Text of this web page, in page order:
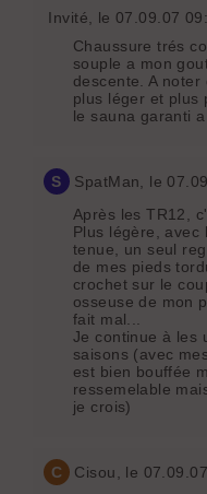
Invité , le 07.09.07
Chaussure trés
souple a mon
descente. A
plus léger et plus
le sauna garanti
S SpatMan , le
Après les TR12,
Plus légère, avec
tenue, un seul
de mes pieds
crochet sur le
osseuse de mon
fait mal...
Je continue à les
saisons (avec
est bien bouffée
ressemelable
je crois)
C Cisou , le